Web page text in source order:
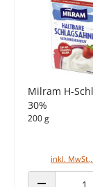
Milram H-
30%
200 g
inkl.